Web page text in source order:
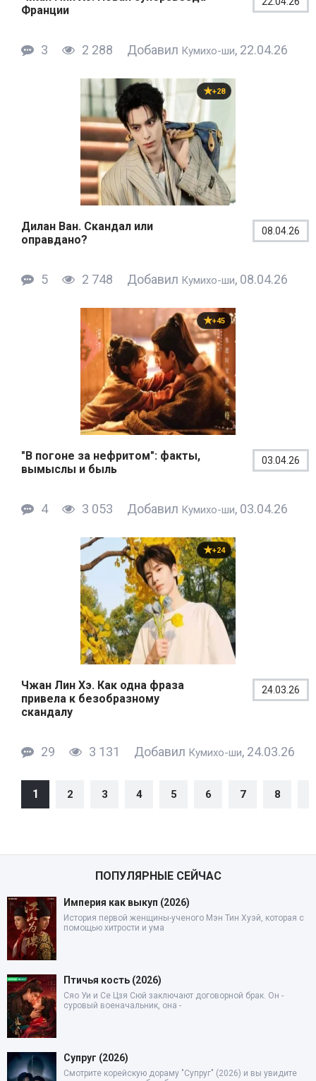
Франции
3 2 288 Добавил Кумихо-ши, 22.04.26
+28
Дилан Ван. Скандал или
оправдано?
08.04.26
5 2 748 Добавил Кумихо-ши, 08.04.26
+45
"В погоне за нефритом": факты,
вымыслы и быль
03.04.26
4 3 053 Добавил Кумихо-ши, 03.04.26
+24
Чжан Лин Хэ. Как одна фраза
привела к безобразному
скандалу
24.03.26
29 3 131 Добавил Кумихо-ши, 24.03.26
1 2 3 4 5 6 7 8
ПОПУЛЯРНЫЕ СЕЙЧАС
Империя как выкуп (2026)
История первой женщины-ученого Мэн Тин Хуэй, которая с
помощью хитрости и ума
Птичья кость (2026)
Сяо Уи и Се Цзя Сюй заключают договорной брак. Он -
суровый военачальник, она -
Супруг (2026)
Смотрите корейскую дораму "Супруг" (2026) и вы увидите